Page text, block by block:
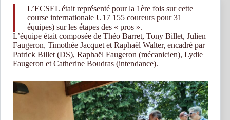
L’ECSEL était représenté pour la 1ère fois sur cette
course internationale U17 155 coureurs pour 31
équipes) sur les étapes des « pros ».
L’équipe était composée de Théo Barret, Tony Billet, Julien
Faugeron, Timothée Jacquet et Raphaël Walter, encadré par
Patrick Billet (DS), Raphaël Faugeron (mécanicien), Lydie
Faugeron et Catherine Boudras (intendance).